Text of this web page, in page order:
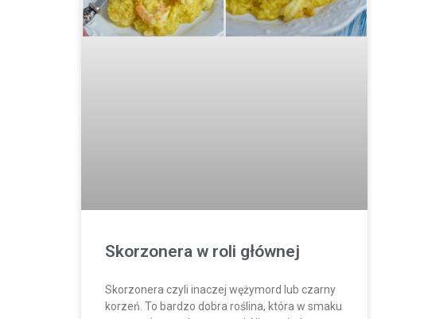
Skorzonera w roli głównej
Skorzonera czyli inaczej wężymord lub czarny
korzeń. To bardzo dobra roślina, która w smaku